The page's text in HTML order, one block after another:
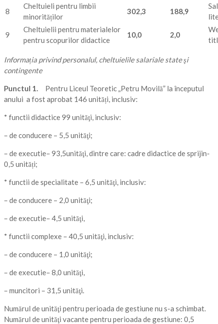
8
Cheltuieli pentru limbii
minorităților
302,3 188,9
9
Cheltuielii pentru materialelor
pentru scopurilor didactice
10,0 2,0
Informația privind personalul, cheltuielile salariale state şi
contingente
Punctul 1.
Pentru Liceul Teoretic „Petru Movilă” la începutul
anului a fost aprobat 146 unități, inclusiv:
* functii didactice 99 unităţi, inclusiv:
– de conducere – 5,5 unităţi;
– de executie– 93,5unităţi, dintre care: cadre didactice de sprijin-
0,5 unități;
* functii de specialitate – 6,5 unităţi, inclusiv:
– de conducere – 2,0 unităţi;
– de executie– 4,5 unităţi,
* functii complexe – 40,5 unităţi, inclusiv:
– de conducere – 1,0 unităţi;
– de executie– 8,0 unităţi,
– muncitori – 31,5 unităţi.
Numărul de unităţi pentru perioada de gestiune nu s-a schimbat.
Numărul de unităţi vacante pentru perioada de gestiune: 0,5